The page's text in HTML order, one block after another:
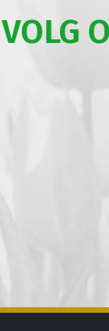
VOLG